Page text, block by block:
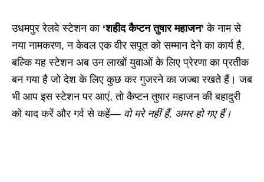
उधमपुर रेलवे स्टेशन का ‘शहीद कैप्टन तुषार महाजन’ के नाम से
नया नामकरण, न केवल एक वीर सपूत को सम्मान देने का कार्य है,
बल्कि यह स्टेशन अब उन लाखों युवाओं के लिए प्रेरणा का प्रतीक
बन गया है जो देश के लिए कुछ कर गुजरने का जज्बा रखते हैं। जब
भी आप इस स्टेशन पर आएं, तो कैप्टन तुषार महाजन की बहादुरी
को याद करें और गर्व से कहें— वो मरे नहीं हैं, अमर हो गए हैं।